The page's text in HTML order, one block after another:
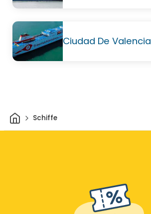
Ciudad De Valencia
HeimSchiffe